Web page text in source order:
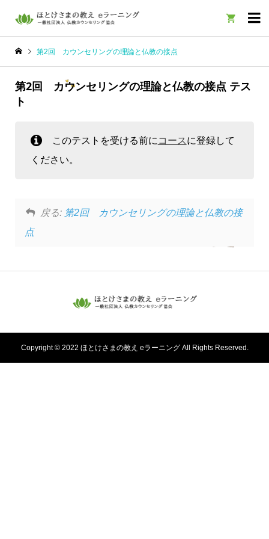

第2回 カウンセリングの理論と仏教の接点
第2回 カウンセリングの理論と仏教の接点 テス
ト
このテストを受ける前に コース に登録して
ください。
戻る: 第2回 カウンセリングの理論と仏教の接
点
Copyright © 2022 ほとけさまの教え eラーニング All Rights Reserved.